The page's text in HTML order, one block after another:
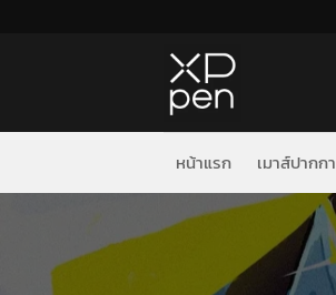
หน้าแรก เมาส์ปากกา